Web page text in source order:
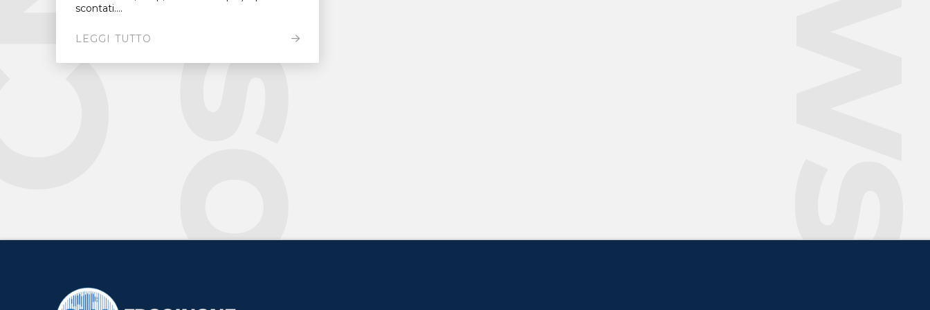
scontati....
LEGGI TUTTO